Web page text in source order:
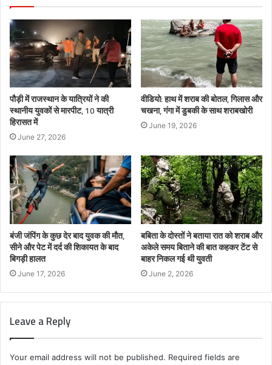
पौड़ी में राजस्थान के यात्रियों ने की
स्थानीय युवकों से मारपीट, 10 यात्री
हिरासत में
June 27, 2026
वीडियो: हाथ में शराब की बोतल, गिलास और
चखना, गंगा में डुबकी के साथ शराबखोरी
June 19, 2026
बंजी जंपिंग के कुछ देर बाद युवक की मौत,
सीने और पेट में दर्द की शिकायत के बाद
बिगड़ी हालत
June 17, 2026
बबिता के दोस्तों ने बताया रात को शराब और
अकेले समय बिताने की बात कहकर टेंट से
बाहर निकल गई थी युवती
June 2, 2026
Leave a Reply
Your email address will not be published. Required fields are